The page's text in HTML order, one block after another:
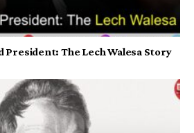
The Lech Walesa Story